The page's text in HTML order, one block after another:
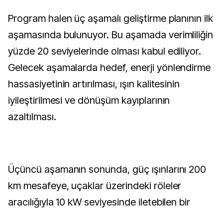
Program halen üç aşamalı geliştirme planının ilk
aşamasında bulunuyor. Bu aşamada verimliliğin
yüzde 20 seviyelerinde olması kabul ediliyor.
Gelecek aşamalarda hedef, enerji yönlendirme
hassasiyetinin artırılması, ışın kalitesinin
iyileştirilmesi ve dönüşüm kayıplarının
azaltılması.
Üçüncü aşamanın sonunda, güç ışınlarını 200
km mesafeye, uçaklar üzerindeki röleler
aracılığıyla 10 kW seviyesinde iletebilen bir